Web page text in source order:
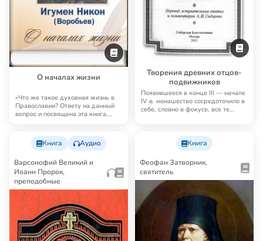
О началах жизни
«Что же такое духовная жизнь в
Православии? Ответу на данный
вопрос и посвящена эта книга,
Творения древних отцов-
подвижников
Появившееся в конце III — начале
IV в. монашество сосредоточило в
себе, словно в фокусе, все те
Книга Аудио
Варсонофий Великий и
Иоанн Пророк,
преподобные
Книга
Феофан Затворник,
святитель